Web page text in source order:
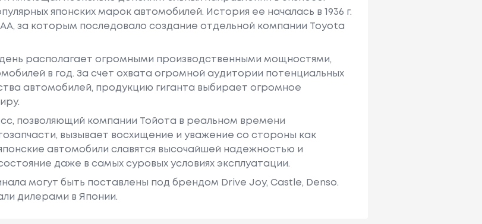
японских марок автомобилей. История ее началась в 1936 г.
за которым последовало создание отдельной компании Toyota
располагает огромными производственными мощностями,
в год. За счет охвата огромной аудитории потенциальных
автомобилей, продукцию гиганта выбирает огромное
позволяющий компании Тойота в реальном времени
вызывает восхищение и уважение со стороны как
автомобили славятся высочайшей надежностью и
даже в самых суровых условиях эксплуатации.
могут быть поставлены под брендом Drive Joy, Castle, Denso.
дилерами в Японии.